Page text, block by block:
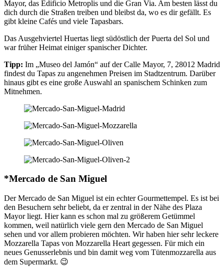
Mayor, das Edificio Metroplis und die Gran Via. Am besten lässt du
dich durch die Straßen treiben und bleibst da, wo es dir gefällt. Es
gibt kleine Cafés und viele Tapasbars.
Das Ausgehviertel Huertas liegt südöstlich der Puerta del Sol und
war früher Heimat einiger spanischer Dichter.
Tipp: Im „Museo del Jamón“ auf der Calle Mayor, 7, 28012 Madrid
findest du Tapas zu angenehmen Preisen im Stadtzentrum. Darüber
hinaus gibt es eine große Auswahl an spanischem Schinken zum
Mitnehmen.
*Mercado de San Miguel
Der Mercado de San Miguel ist ein echter Gourmettempel. Es ist bei
den Besuchern sehr beliebt, da er zentral in der Nähe des Plaza
Mayor liegt. Hier kann es schon mal zu größerem Getümmel
kommen, weil natürlich viele gern den Mercado de San Miguel
sehen und vor allem probieren möchten. Wir haben hier sehr leckere
Mozzarella Tapas von Mozzarella Heart gegessen. Für mich ein
neues Genusserlebnis und bin damit weg vom Tütenmozzarella aus
dem Supermarkt. 😉